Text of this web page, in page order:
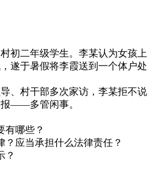
初二年级学生。李某认为女孩上
遂于暑假将李霞送到一个体户处
、村干部多次家访，李某拒不说
——多管闲事。
有哪些？
？应当承担什么法律责任？
？